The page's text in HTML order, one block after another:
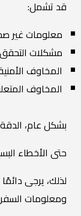
قد تشمل:
معلومات غير
مشكلات
المخاوف
المخاوف
بشكل عام،
حتى الأخطاء
لذلك، يرجى
ومعلومات